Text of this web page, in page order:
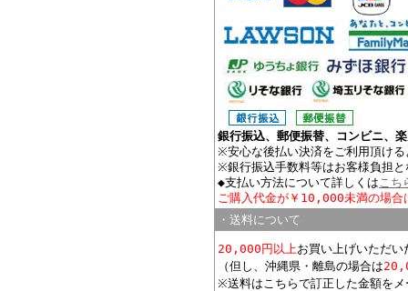
銀行振込、郵便振替、コンビニ、
※安心な後払い決済をご利用頂け
※銀行振込手数料等はお客様負担
◆支払い方法について詳しくはこち
ご購入代金が￥10,000未満の場合
・送料について
20,000円以上お買い上げいただ
（但し、沖縄県・離島の場合は
※送料はこちらで訂正した金額を